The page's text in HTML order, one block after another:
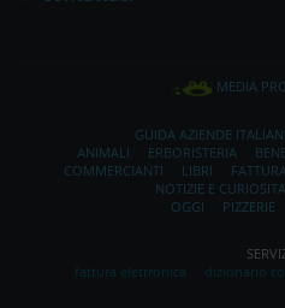
MEDIA
GUIDA AZIENDE
ANIMALI
ERBORISTERIA
COMMERCIANTI
LIBRI
NOTIZIE E
OGGI
PIZZERIE
fattura elettronica
dizionario